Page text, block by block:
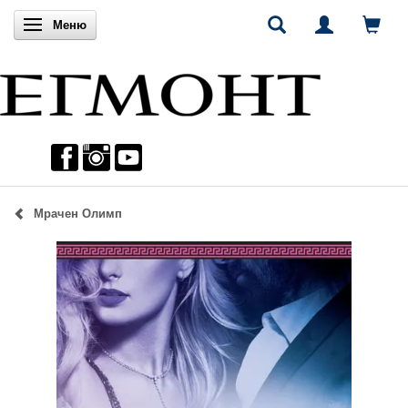
Включи навигацията
Меню
Мрачен Олимп